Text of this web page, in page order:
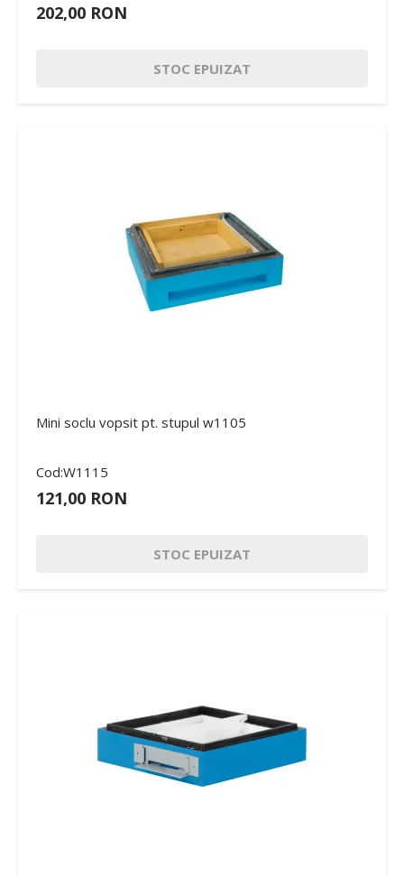
202,00 RON
STOC EPUIZAT
Mini soclu vopsit pt. stupul w1105
Cod:W1115
121,00 RON
STOC EPUIZAT